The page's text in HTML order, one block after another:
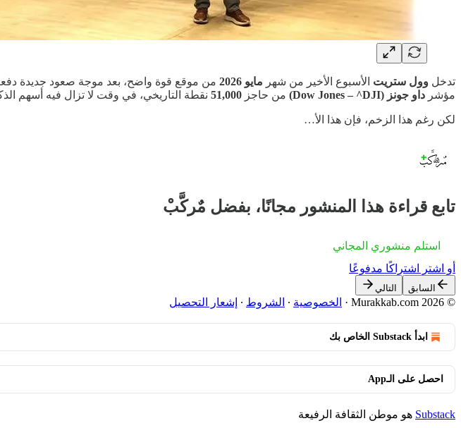
تدخل وول ستريت الأسبوع الأخير من شهر مايو 2026 من موقع قوة واضح، بعد موجة صعود جديدة
مؤشر داو جونز (Dow Jones – ^DJI) من حاجز 51,000 نقطة التاريخي، في وقت لا تزال فيه أسهم
لكن رغم هذا الزخم، فإن هذا الأ…
تابع قراءة هذا المنشور مجانًا، بفضل مٌركَّبْ
استلم منشوري المجاني
أو اشترِ اشتراكًا مدفوعًا
السابق التالي
© 2026 Murakkab.com
· الخصوصية ∙ الشروط ∙ إشعار التحصيل
ابدأ Substack الخاص بك
احصل على الـApp
Substack هو موطن الثقافة الرفيعة